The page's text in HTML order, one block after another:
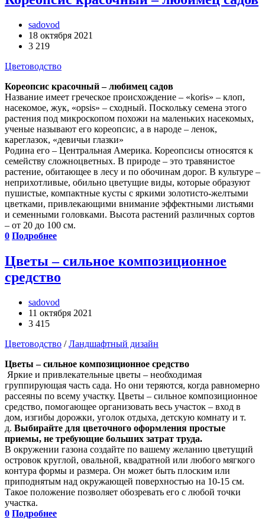
sadovod
18 октября 2021
3 219
Цветоводство
Кореопсис красочный – любимец садов
Название имеет греческое происхождение – «koris» – клоп,
насекомое, жук, «opsis» – сходный. Поскольку семена этого
растения под микроскопом похожи на маленьких насекомых,
ученые называют его кореопсис, а в народе – ленок,
кареглазок, «девичьи глазки»
Родина его – Центральная Америка. Кореопсисы относятся к
семейству сложноцветных. В природе – это травянистое
растение, обитающее в лесу и по обочинам дорог. В культуре –
неприхотливые, обильно цветущие виды, которые образуют
пушистые, компактные кусты с яркими золотисто-желтыми
цветками, привлекающими внимание эффектными листьями
и семенными головками. Высота растений различных сортов
– от 20 до 100 см.
0 Подробнее
Цветы – сильное композиционное
средство
sadovod
11 октября 2021
3 415
Цветоводство /Ландшафтный дизайн
Цветы – сильное композиционное средство
Яркие и привлекательные цветы – необходимая
группирующая часть сада. Но они теряются, когда равномерно
рассеяны по всему участку. Цветы – сильное композиционное
средство, помогающее организовать весь участок – вход в
дом, изгибы дорожки, уголок отдыха, детскую комнату и т.
д. Выбирайте для цветочного оформления простые
приемы, не требующие больших затрат труда.
В окружении газона создайте по вашему желанию цветущий
островок круглой, овальной, квадратной или любого мягкого
контура формы и размера. Он может быть плоским или
приподнятым над окружающей поверхностью на 10-15 см.
Такое положение позволяет обозревать его с любой точки
участка.
0 Подробнее